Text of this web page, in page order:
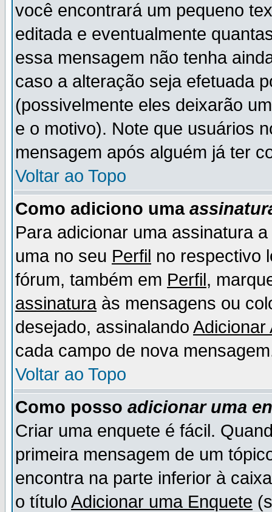
você encontrará um pequeno
editada e eventualmente
essa mensagem não tenha
caso a alteração seja efetuada
(possivelmente eles deixarão
e o motivo). Note que usuários
mensagem após alguém já ter
Voltar ao Topo
Como adiciono uma
Para adicionar uma assinatura
uma no seu Perfil no respectivo
fórum, também em Perfil,
assinaturaàs mensagens ou
desejado, assinalando Adicionar
cada campo de nova
Voltar ao Topo
Como posso adicionar uma
Criar uma enquete é fácil.
primeira mensagem de um
encontra na parte inferior à
o título Adicionar uma Enquete